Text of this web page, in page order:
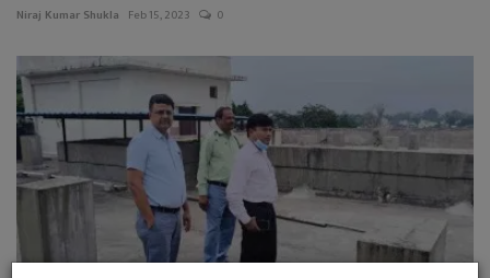
Niraj Kumar Shukla Feb 15, 2023 0